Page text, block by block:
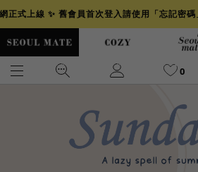
正式上線 ✨ 舊會員首次登入請使用「忘記密
0
背心